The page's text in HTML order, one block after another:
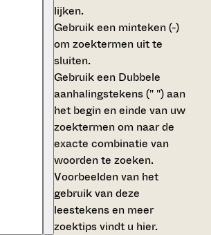
lijken.
Gebruik een minteken (-)
om zoektermen uit te
sluiten.
Gebruik een Dubbele
aanhalingstekens (" ")aan
het begin en einde van uw
zoektermen om naar de
exacte combinatie van
woorden te zoeken.
Voorbeelden van het
gebruik van deze
leestekens en meer
zoektips vindt u hier.